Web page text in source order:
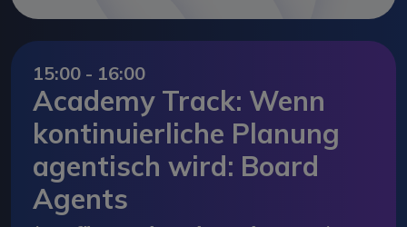
15:00 - 16:00
Academy Track: Wenn
kontinuierliche Planung
agentisch wird: Board
Agents